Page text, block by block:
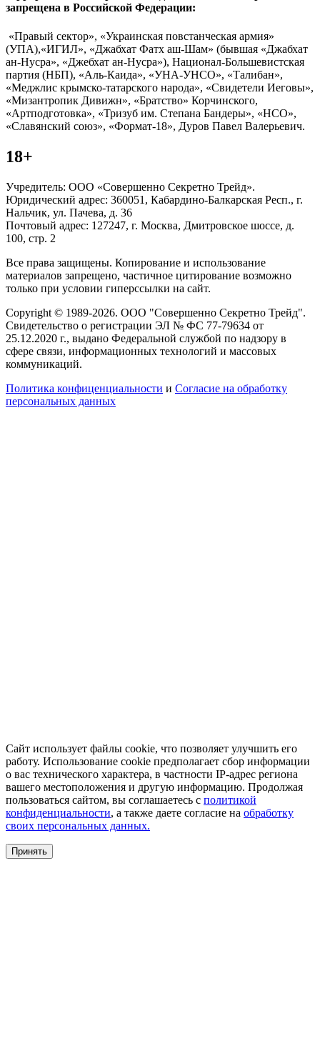
запрещена в Российской Федерации:
«Правый сектор», «Украинская повстанческая армия»
(УПА),«ИГИЛ», «Джабхат Фатх аш-Шам» (бывшая «Джабхат
ан-Нусра», «Джебхат ан-Нусра»), Национал-Большевистская
партия (НБП), «Аль-Каида», «УНА-УНСО», «Талибан»,
«Меджлис крымско-татарского народа», «Свидетели Иеговы»,
«Мизантропик Дивижн», «Братство» Корчинского,
«Артподготовка», «Тризуб им. Степана Бандеры», «НСО»,
«Славянский союз», «Формат-18», Дуров Павел Валерьевич.
18+
Учредитель: ООО «Совершенно Секретно Трейд».
Юридический адрес: 360051, Кабардино-Балкарская Респ., г.
Нальчик, ул. Пачева, д. 36
Почтовый адрес: 127247, г. Москва, Дмитровское шоссе, д.
100, стр. 2
Все права защищены. Копирование и использование
материалов запрещено, частичное цитирование возможно
только при условии гиперссылки на сайт.
Copyright © 1989-2026. ООО "Совершенно Секретно Трейд".
Свидетельство о регистрации ЭЛ № ФС 77-79634 от
25.12.2020 г., выдано Федеральной службой по надзору в
сфере связи, информационных технологий и массовых
коммуникаций.
Политика конфиценциальности и Согласие на обработку
персональных данных
Сайт использует файлы cookie, что позволяет улучшить его
работу. Использование cookie предполагает сбор информации
о вас технического характера, в частности IP-адрес региона
вашего местоположения и другую информацию. Продолжая
пользоваться сайтом, вы соглашаетесь с политикой
конфиденциальности, а также даете согласие на обработку
своих персональных данных.
Принять